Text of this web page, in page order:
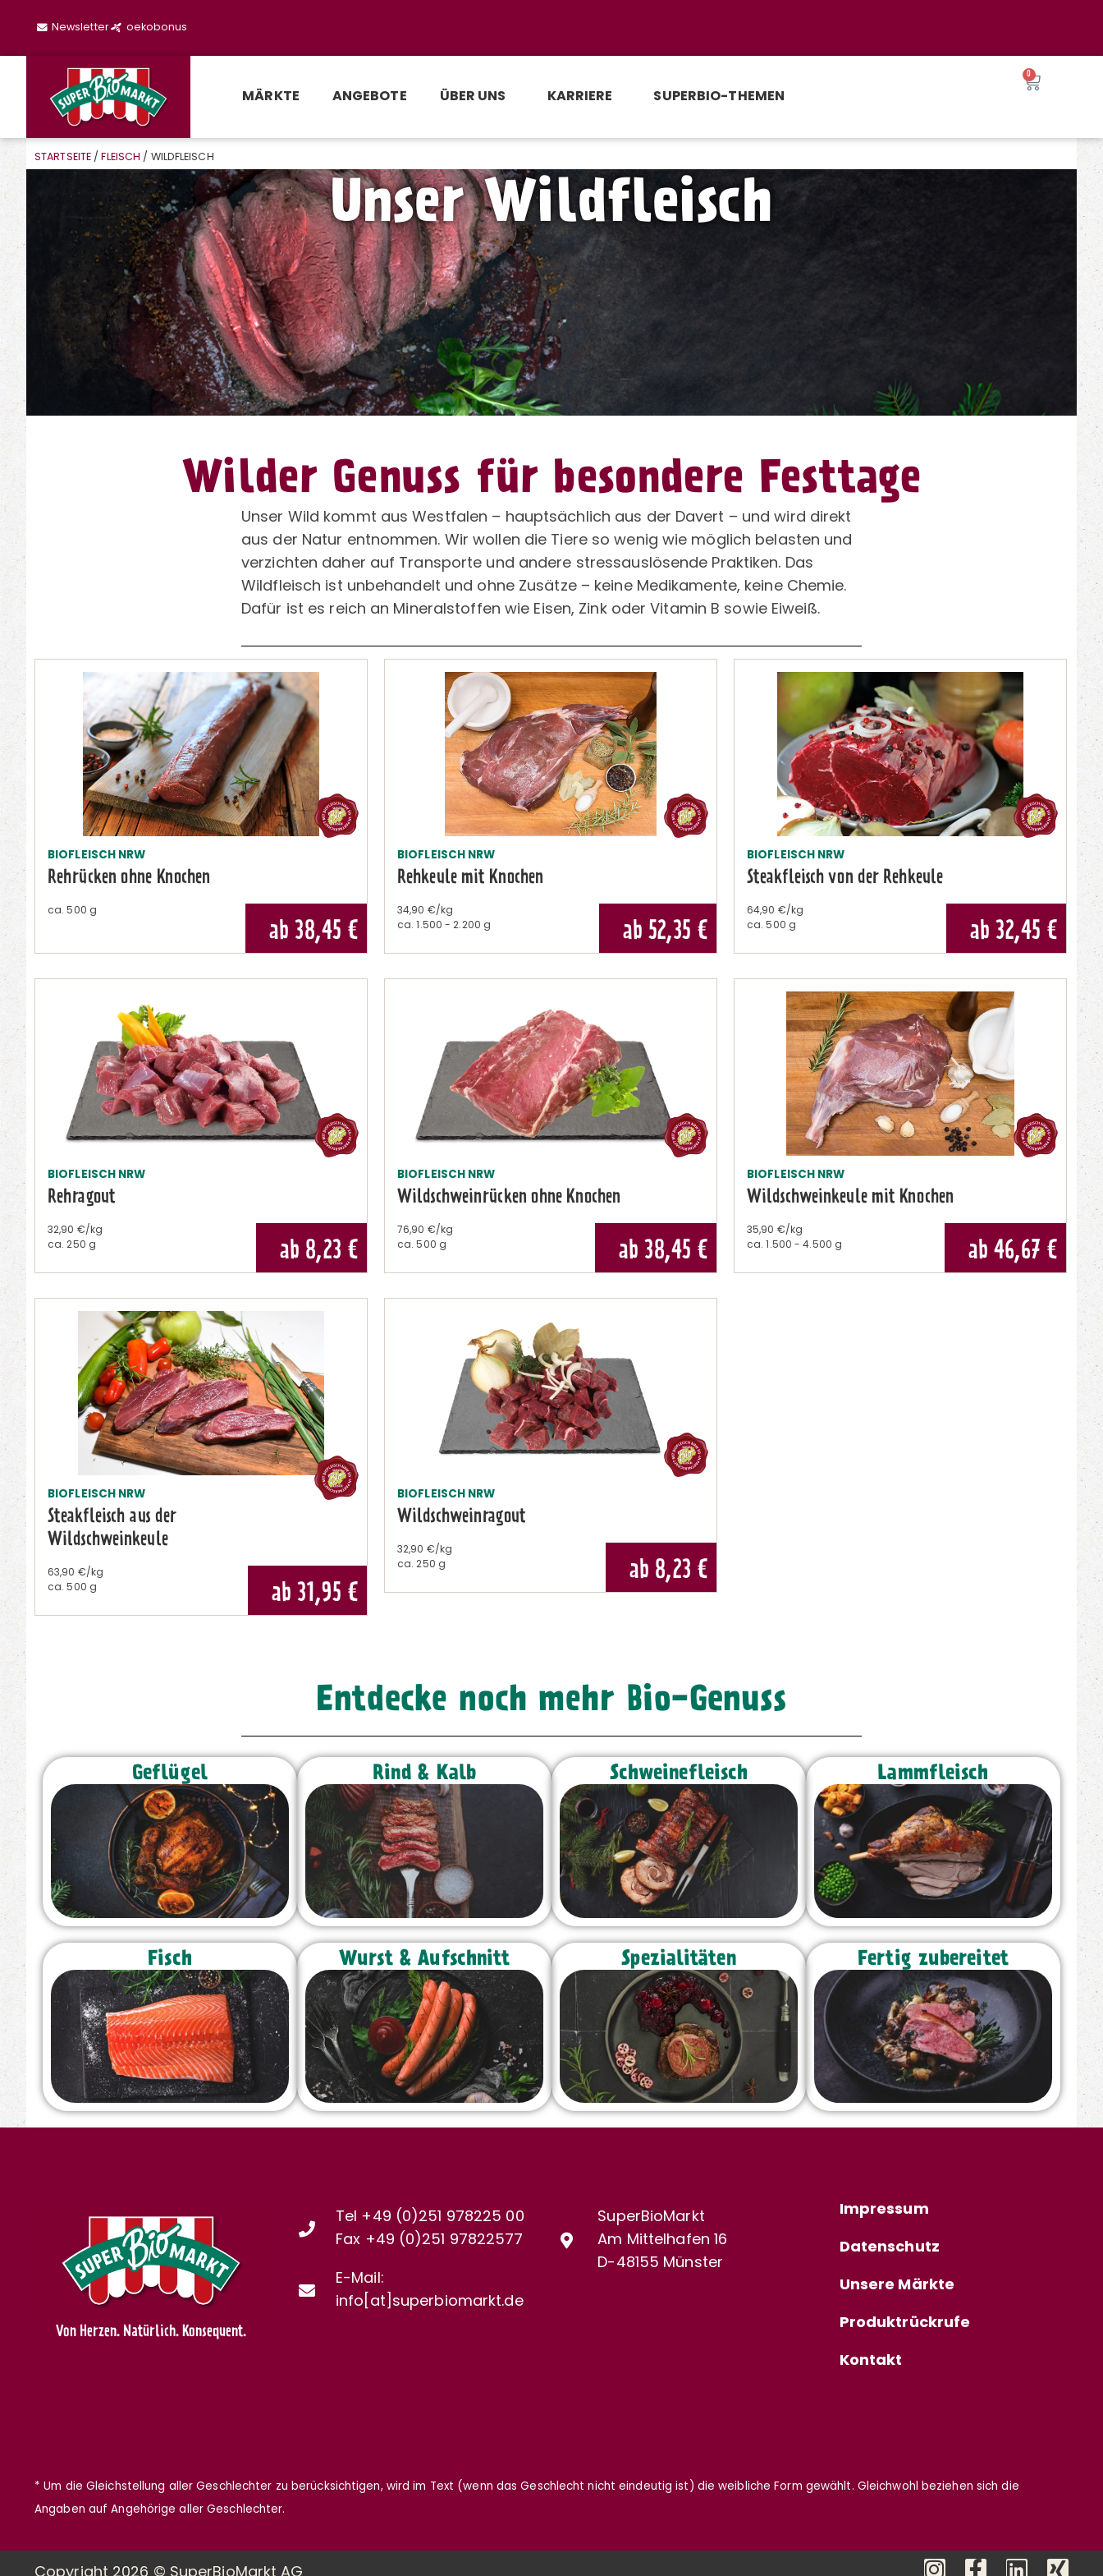
Newsletter oekobonus
MÄRKTE ANGEBOTE ÜBER UNS KARRIERE SUPERBIO-THEMEN
0
STARTSEITE / FLEISCH / WILDFLEISCH
Unser Wildfleisch
Wilder Genuss für besondere Festtage
Unser Wild kommt aus Westfalen – hauptsächlich aus der Davert – und wird direkt
aus der Natur entnommen. Wir wollen die Tiere so wenig wie möglich belasten und
verzichten daher auf Transporte und andere stressauslösende Praktiken. Das
Wildfleisch ist unbehandelt und ohne Zusätze – keine Medikamente, keine Chemie.
Dafür ist es reich an Mineralstoffen wie Eisen, Zink oder Vitamin B sowie Eiweiß.
BIOFLEISCH NRW
Rehrücken ohne Knochen
ab 38,45 €
ca.500 g
BIOFLEISCH NRW
Rehkeule mit Knochen
ab 52,35 €
34,90 €/kg
ca.
1.500 - 2.200 g
BIOFLEISCH NRW
Steakfleisch von der Rehkeule
ab 32,45 €
64,90 €/kg
ca.500 g
BIOFLEISCH NRW
Rehragout
ab 8,23 €
32,90 €/kg
ca.250 g
BIOFLEISCH NRW
Wildschweinrücken ohne Knochen
ab 38,45 €
76,90 €/kg
ca.500 g
BIOFLEISCH NRW
Wildschweinkeule mit Knochen
ab 46,67 €
35,90 €/kg
ca.
1.500 - 4.500 g
BIOFLEISCH NRW
Steakfleisch aus der
Wildschweinkeule
ab 31,95 €
63,90 €/kg
ca.500 g
BIOFLEISCH NRW
Wildschweinragout
ab 8,23 €
32,90 €/kg
ca.250 g
Entdecke noch mehr Bio-Genuss
Geflügel Rind & Kalb Schweinefleisch Lammfleisch
Fisch Wurst & Aufschnitt Spezialitäten Fertig zubereitet
Von Herzen. Natürlich. Konsequent.
Tel +49 (0)251 978225 00
Fax +49 (0)251 97822577
E-Mail:
info[at]superbiomarkt.de
SuperBioMarkt
Am Mittelhafen 16
D-48155 Münster
Impressum
Datenschutz
Unsere Märkte
Produktrückrufe
Kontakt
* Um die Gleichstellung aller Geschlechter zu berücksichtigen, wird im Text (wenn das Geschlecht nicht eindeutig ist) die weibliche Form gewählt. Gleichwohl beziehen sich die
Angaben auf Angehörige aller Geschlechter.
Copyright 2026 © SuperBioMarkt AG